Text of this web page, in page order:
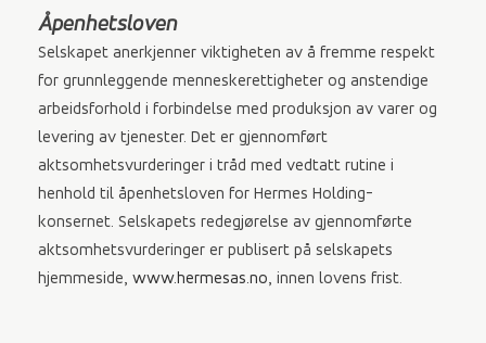
Åpenhetsloven
Selskapet anerkjenner viktigheten av å fremme respekt
for grunnleggende menneskerettigheter og anstendige
arbeidsforhold i forbindelse med produksjon av varer og
levering av tjenester. Det er gjennomført
aktsomhetsvurderinger i tråd med vedtatt rutine i
henhold til åpenhetsloven for Hermes Holding-
konsernet. Selskapets redegjørelse av gjennomførte
aktsomhetsvurderinger er publisert på selskapets
hjemmeside, www.hermesas.no, innen lovens frist.